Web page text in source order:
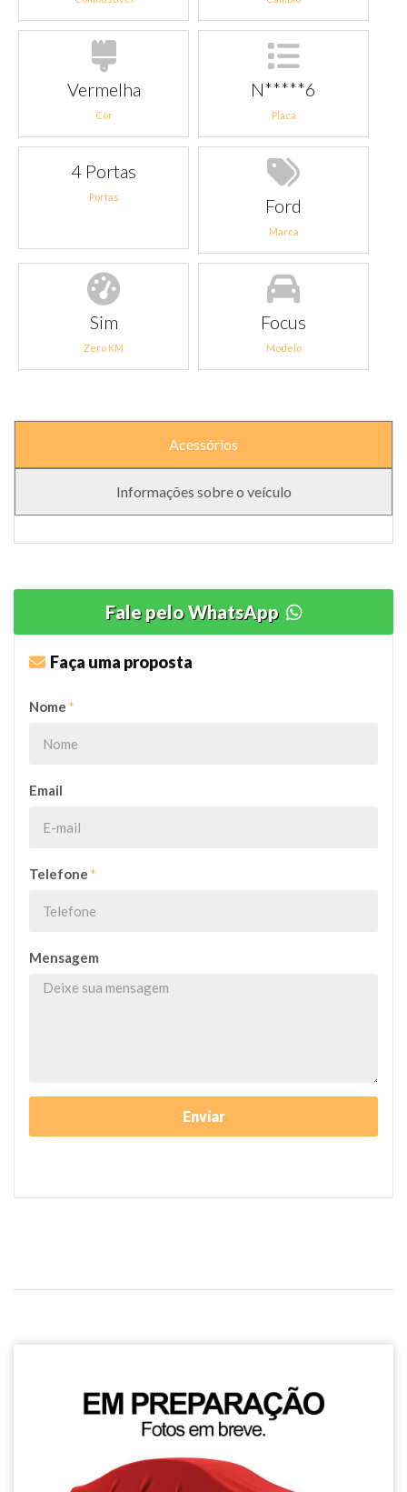
Vermelha
Cor
N*****6
Placa
4 Portas
Portas Ford
Marca
Sim
Zero KM
Focus
Modelo
Acessórios
Informações sobre o veículo
Fale pelo WhatsApp
Faça uma proposta
Nome *
Email
Telefone *
Mensagem